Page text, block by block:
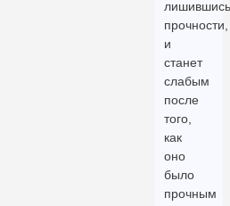
лишившись
прочности,
и
станет
слабым
после
того,
как
оно
было
прочным